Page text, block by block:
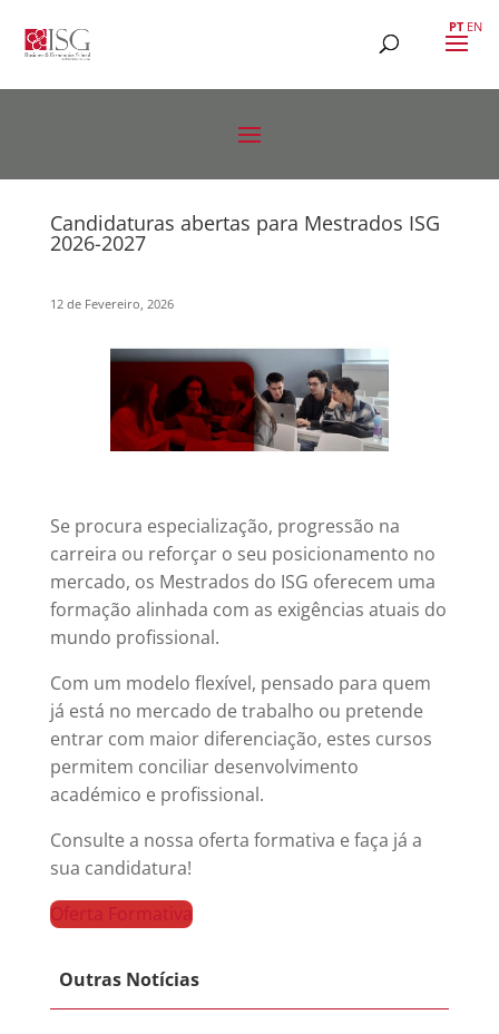
Candidaturas abertas para Mestrados ISG
2026-2027
12 de Fevereiro, 2026
Se procura especialização, progressão na
carreira ou reforçar o seu posicionamento no
mercado, os Mestrados do ISG oferecem uma
formação alinhada com as exigências atuais do
mundo profissional.
Com um modelo flexível, pensado para quem
já está no mercado de trabalho ou pretende
entrar com maior diferenciação, estes cursos
permitem conciliar desenvolvimento
académico e profissional.
Consulte a nossa oferta formativa e faça já a
sua candidatura!
Oferta Formativa
Outras Notícias
PT EN